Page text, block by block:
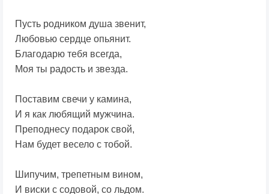
Пусть родником душа звенит,
Любовью сердце опьянит.
Благодарю тебя всегда,
Моя ты радость и звезда.
Поставим свечи у камина,
И я как любящий мужчина.
Преподнесу подарок свой,
Нам будет весело с тобой.
Шипучим, трепетным вином,
И виски с содовой, со льдом.